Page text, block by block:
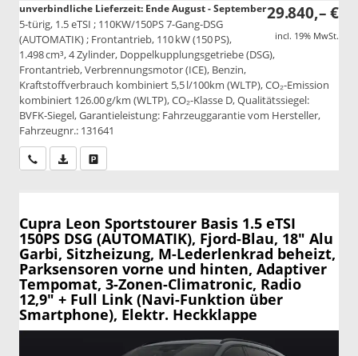
29.840,– €
incl. 19% MwSt.
unverbindliche Lieferzeit: Ende August - September
5-türig, 1.5 eTSI ; 110KW/150PS 7-Gang-DSG
(AUTOMATIK) ; Frontantrieb, 110 kW (150 PS),
1.498 cm³, 4 Zylinder, Doppelkupplungsgetriebe (DSG),
Frontantrieb, Verbrennungsmotor (ICE), Benzin,
Kraftstoffverbrauch kombiniert 5,5 l/100km (WLTP), CO₂-Emission
kombiniert 126.00 g/km (WLTP), CO₂-Klasse D, Qualitätssiegel:
BVFK-Siegel, Garantieleistung: Fahrzeuggarantie vom Hersteller,
Fahrzeugnr.: 131641
Wir rufen Sie anPDF-Datei, Fahrzeugexposé drucken
Cupra Leon Sportstourer Basis 1.5 eTSI
150PS DSG (AUTOMATIK), Fjord-Blau, 18" Alu
Garbi, Sitzheizung, M-Lederlenkrad beheizt,
Parksensoren vorne und hinten, Adaptiver
Tempomat, 3-Zonen-Climatronic, Radio
12,9" + Full Link (Navi-Funktion über
Smartphone), Elektr. Heckklappe